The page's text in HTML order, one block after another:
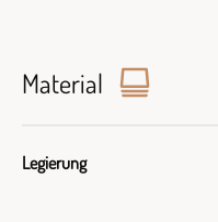
Material
Legierung